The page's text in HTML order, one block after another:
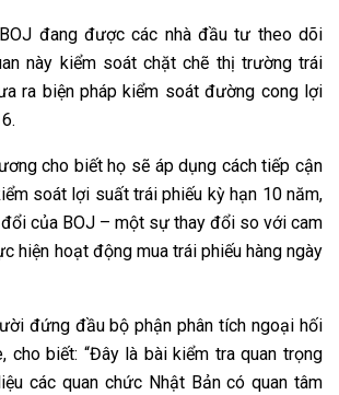
đang được các nhà đầu tư theo dõi
này kiểm soát chặt chẽ thị trường trái
ra biện pháp kiểm soát đường cong lợi
cho biết họ sẽ áp dụng cách tiếp cận
soát lợi suất trái phiếu kỳ hạn 10 năm,
của BOJ – một sự thay đổi so với cam
hiện hoạt động mua trái phiếu hàng ngày
đứng đầu bộ phận phân tích ngoại hối
cho biết: “Đây là bài kiểm tra quan trọng
các quan chức Nhật Bản có quan tâm